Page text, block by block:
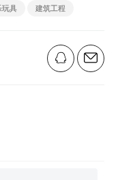
玩具 建筑工程